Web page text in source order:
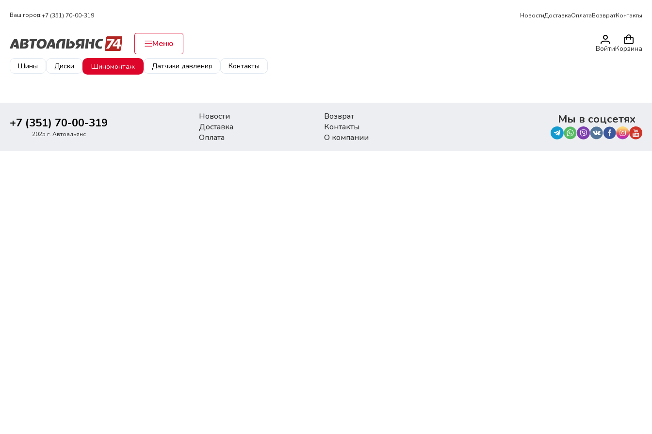
Ваш город:+7 (351) 70-00-319 НовостиДоставкаОплатаВозвратКонтакты
Меню ВойтиКорзина
Шины
Диски Шиномонтаж Датчики давления Контакты
+7 (351) 70-00-319
2025 г. Автоальянс
Новости
Доставка
Оплата
Возврат
Контакты
О компании
Мы в соцсетях